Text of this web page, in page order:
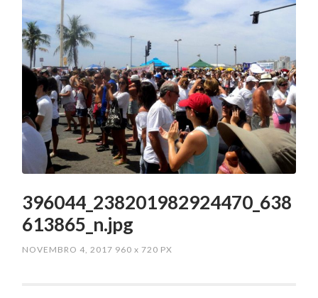
396044_238201982924470_638
613865_n.jpg
NOVEMBRO 4, 2017 960x 720 PX